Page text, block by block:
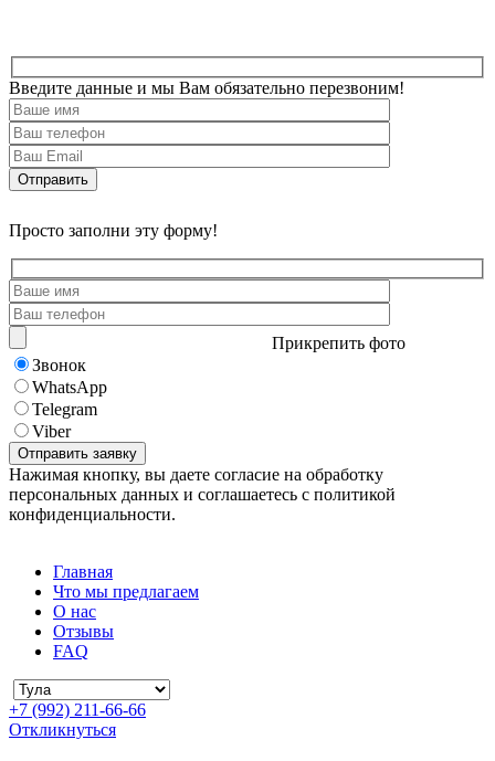
Введите данные и мы Вам обязательно перезвоним!
Просто заполни эту форму!
Прикрепить фото
Звонок
WhatsApp
Telegram
Viber
Нажимая кнопку, вы даете согласие на обработку
персональных данных и соглашаетесь с политикой
конфиденциальности.
Главная
Что мы предлагаем
О нас
Отзывы
FAQ
+7 (992) 211-66-66
Откликнуться